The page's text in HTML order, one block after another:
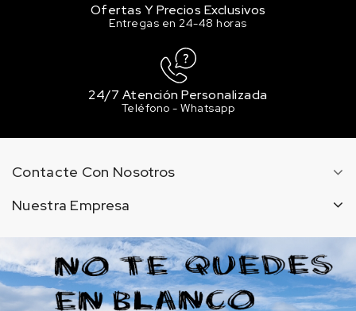
Ofertas Y Precios Exclusivos
Entregas en 24-48 horas
24/7 Atención Personalizada
Teléfono - Whatsapp
Contacte Con Nosotros
Nuestra Empresa